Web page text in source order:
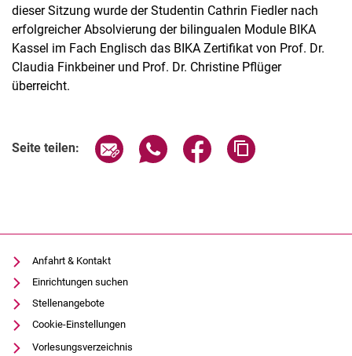
dieser Sitzung wurde der Studentin Cathrin Fiedler nach
erfolgreicher Absolvierung der bilingualen Module BIKA
Kassel im Fach Englisch das BIKA Zertifikat von Prof. Dr.
Claudia Finkbeiner und Prof. Dr. Christine Pflüger
überreicht.
Seite teilen: Seite über E-Mail teilen
Seite über WhatsApp teilen
Seite über Facebook
Anfahrt & Kontakt
Einrichtungen suchen
Stellenangebote
Cookie-Einstellungen
Vorlesungsverzeichnis